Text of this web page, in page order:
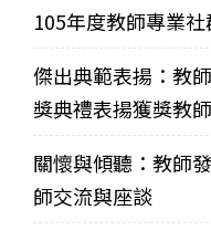
105年度教師專業
傑出典範表揚：教
獎典禮表揚獲獎教師
關懷與傾聽：教師
師交流與座談